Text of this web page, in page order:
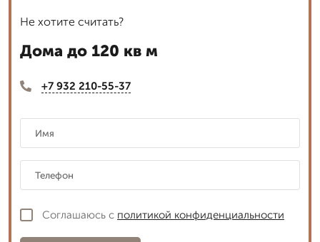
Не хотите считать?
Дома до 120 кв м
+7 932 210-55-37
Соглашаюсь с политикой конфиденциальности